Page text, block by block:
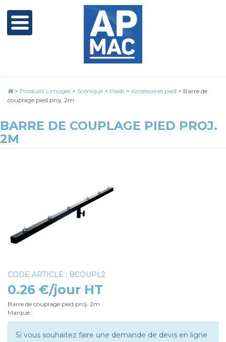
> Produits Limoges > Scénique > Pieds > Accessoires pied > Barre de
couplage pied proj. 2m
BARRE DE COUPLAGE PIED PROJ.
2M
CODE ARTICLE : BCOUPL2
0.26 €/jour HT
Barre de couplage pied proj. 2m
Marque :
Si vous souhaitez faire une demande de devis en ligne